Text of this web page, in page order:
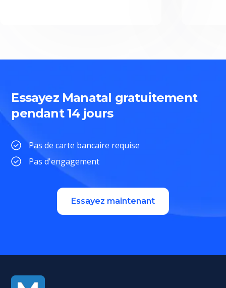
Essayez Manatal gratuitement
pendant 14 jours
Pas de carte bancaire requise
Pas d'engagement
Essayez maintenant